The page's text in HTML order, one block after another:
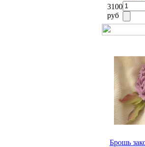
3100
руб
Брошь